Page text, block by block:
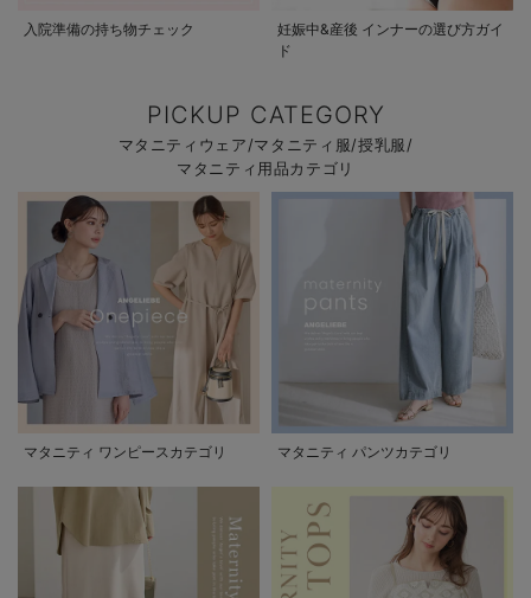
入院準備の持ち物チェック
妊娠中&産後 インナーの選び方ガイ
ド
PICKUP CATEGORY
マタニティウェア/マタニティ服/授乳服/
マタニティ用品カテゴリ
マタニティ ワンピースカテゴリ マタニティ パンツカテゴリ